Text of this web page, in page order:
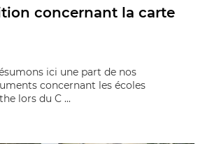
concernant la carte
ici une part de nos
concernant les écoles
lors du C ...